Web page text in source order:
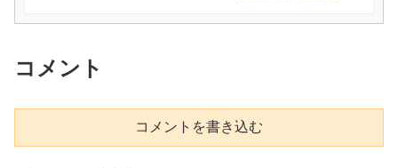
コメント
コメントを書き込む